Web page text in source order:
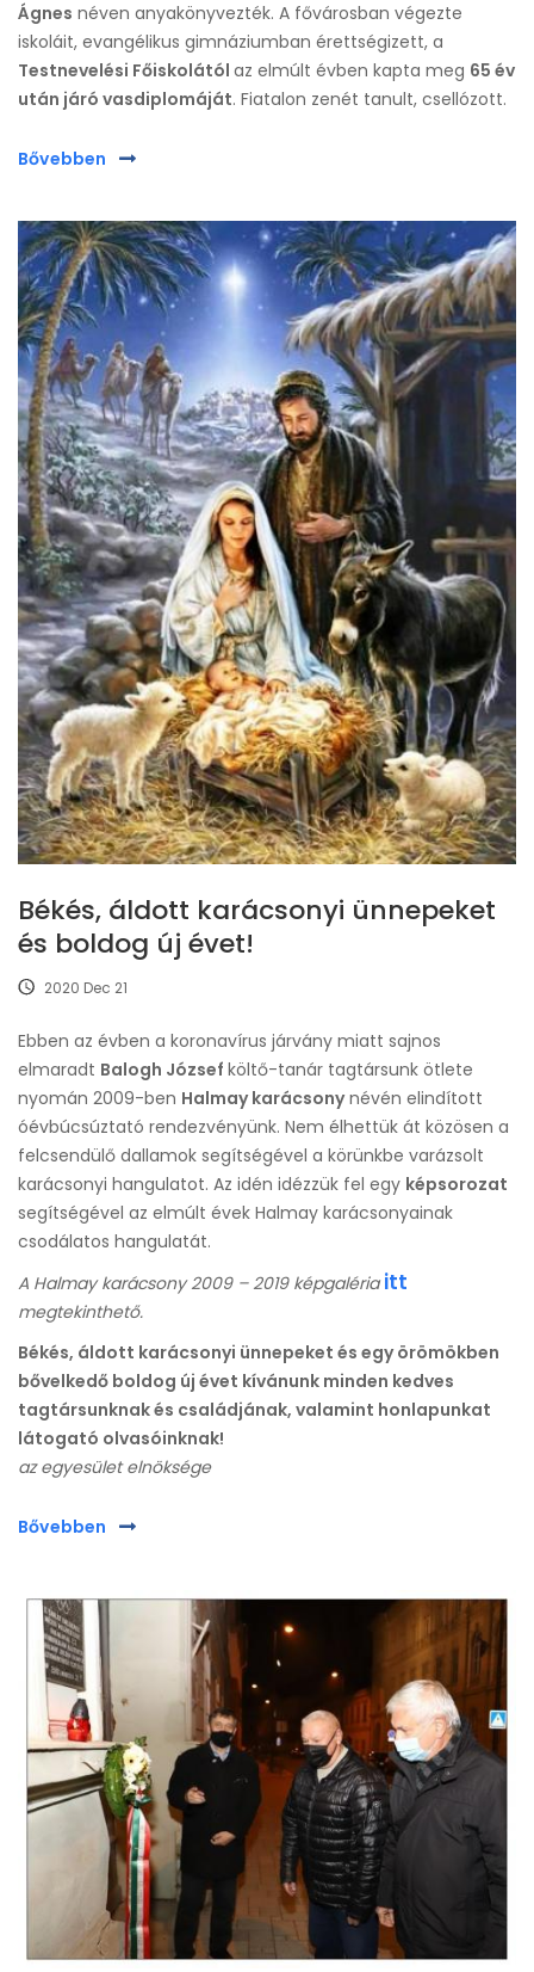
Ágnes néven anyakönyvezték. A fővárosban végezte
iskoláit, evangélikus gimnáziumban érettségizett, a
Testnevelési Főiskolától az elmúlt évben kapta meg 65 év
után járó vasdiplomáját. Fiatalon zenét tanult, csellózott.
Bővebben
Békés, áldott karácsonyi ünnepeket
és boldog új évet!
2020 Dec 21
Ebben az évben a koronavírus járvány miatt sajnos
elmaradt Balogh József költő-tanár tagtársunk ötlete
nyomán 2009-ben Halmay karácsonynévén elindított
óévbúcsúztató rendezvényünk. Nem élhettük át közösen a
felcsendülő dallamok segítségével a körünkbe varázsolt
karácsonyi hangulatot. Az idén idézzük fel egy képsorozat
segítségével az elmúlt évek Halmay karácsonyainak
csodálatos hangulatát.
A Halmay karácsony 2009 – 2019 képgaléria itt
megtekinthető.
Békés, áldott karácsonyi ünnepeket és egy örömökben
bővelkedő boldog új évet kívánunk minden kedves
tagtársunknak és családjának, valamint honlapunkat
látogató olvasóinknak!
az egyesület elnöksége
Bővebben